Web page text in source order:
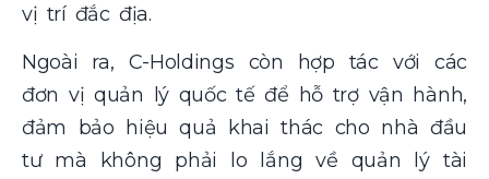
vị trí đắc địa.
Ngoài ra, C-Holdings còn hợp tác với các
đơn vị quản lý quốc tế để hỗ trợ vận hành,
đảm bảo hiệu quả khai thác cho nhà đầu
tư mà không phải lo lắng về quản lý tài